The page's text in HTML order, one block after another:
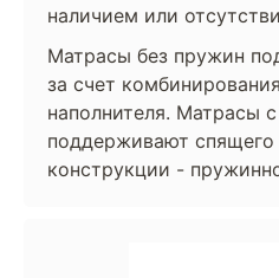
наличием или
Матрасы без пружин
за счет
наполнителя. Матрасы
поддерживают спящего
конструкции -